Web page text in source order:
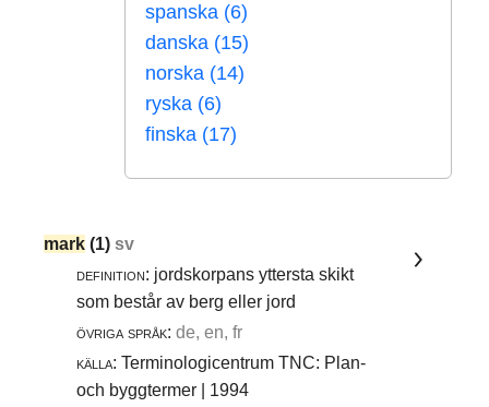
spanska (6)
danska (15)
norska (14)
ryska (6)
finska (17)
mark (1)sv
definition: jordskorpans yttersta skikt
som består av berg eller jord
övriga språk: de, en, fr
källa: Terminologicentrum TNC: Plan-
och byggtermer | 1994